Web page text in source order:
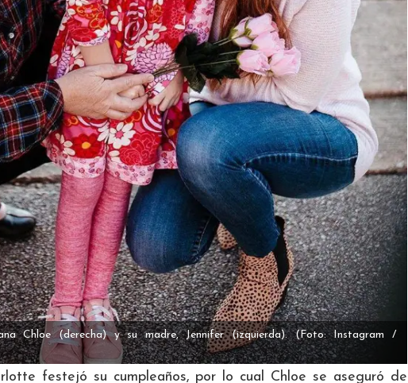
Chloe (derecha) y su madre, Jennifer (izquierda).
(Foto: Instagram /
festejó su cumpleaños, por lo cual Chloe se aseguró de